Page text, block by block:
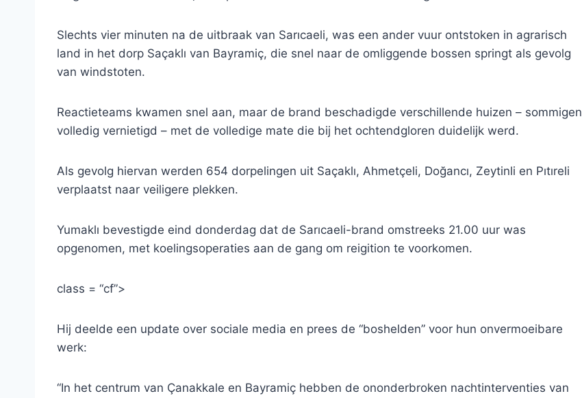
Slechts vier minuten na de uitbraak van Sarıcaeli, was een ander vuur ontstoken in agrarisch
land in het dorp Saçaklı van Bayramiç, die snel naar de omliggende bossen springt als gevolg
van windstoten.
Reactieteams kwamen snel aan, maar de brand beschadigde verschillende huizen – sommigen
volledig vernietigd – met de volledige mate die bij het ochtendgloren duidelijk werd.
Als gevolg hiervan werden 654 dorpelingen uit Saçaklı, Ahmetçeli, Doğancı, Zeytinli en Pıtıreli
verplaatst naar veiligere plekken.
Yumaklı bevestigde eind donderdag dat de Sarıcaeli-brand omstreeks 21.00 uur was
opgenomen, met koelingsoperaties aan de gang om reigition te voorkomen.
class = “cf”>
Hij deelde een update over sociale media en prees de “boshelden” voor hun onvermoeibare
werk:
“In het centrum van Çanakkale en Bayramiç hebben de ononderbroken nachtinterventies van